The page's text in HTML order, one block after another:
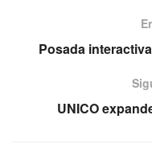
Posada
UNICO